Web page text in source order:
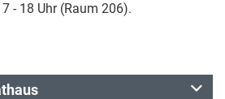
- 18 Uhr (Raum 206).